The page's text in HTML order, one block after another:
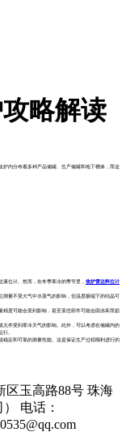
略解读
炉内分布着多种产品储罐、生产储罐和地下槽体，而这
位计。然而，在冬季寒冷的季节里， 焦炉雷达料位计
测量不受大气中水蒸气的影响，但温度极端下的结晶可
精度可能会受到影响，甚至某些部件可能会因冻坏而损
元件受到寒冷天气的影响。此外，可以考虑在储罐内的
行。
稳定和可靠的测量性能。这是保证生产过程顺利进行的
区玉高路88号 珠海
电话：